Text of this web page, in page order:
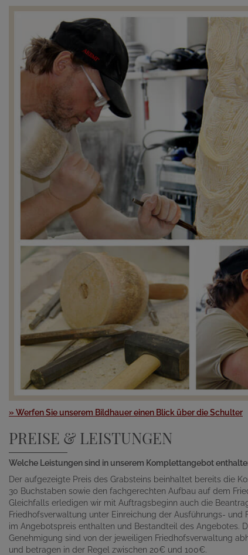
» Werfen Sie unserem Bildhauer einen Blick über die Schulter
PREISE & LEISTUNGEN
Welche Leistungen sind in unserem Komplettangebot
Der aufgezeigte Preis des Grabsteins beinhaltet bereits die
30 Buchstaben sowie den fachgerechten Aufbau auf dem
Gleichfalls erledigen wir mit Auftragsbeginn auch die
Friedhofsverwaltung unter Einreichung der Ausführungs-
im Angebotspreis enthalten und Bestandteil des Angebotes.
Genehmigung sind von der jeweiligen Friedhofsverwaltung
und betragen in der Regel zwischen 20€ und 100€.